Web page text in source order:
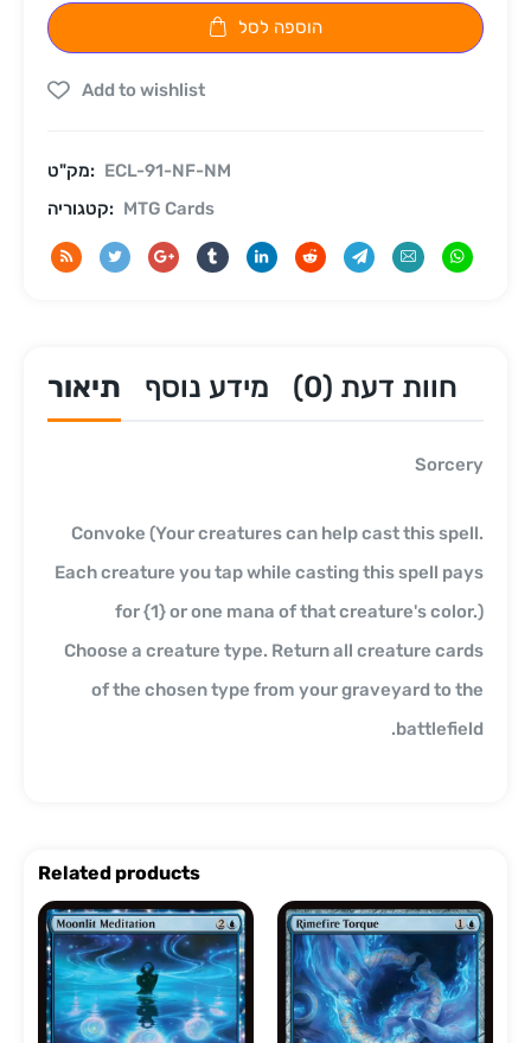
הוספה לסל
Add to wishlist
מק"ט: ECL-91-NF-NM
קטגוריה: MTG Cards
תיאור מידע נוסף חוות דעת (0)
Sorcery
Convoke (Your creatures can help cast this spell.
Each creature you tap while casting this spell pays
for {1} or one mana of that creature's color.)
Choose a creature type. Return all creature cards
of the chosen type from your graveyard to the
battlefield.
Related products